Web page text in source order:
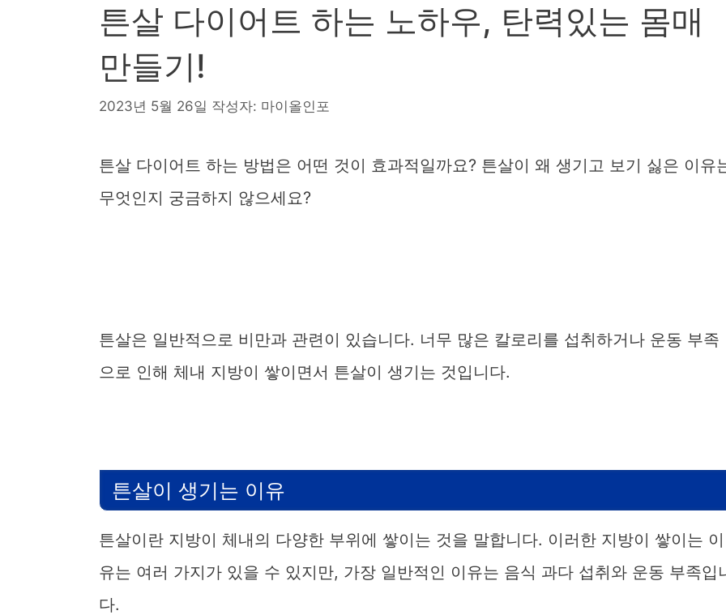
튼살 다이어트 하는 노하우, 탄력있는 몸매
만들기!
2023년 5월 26일 작성자: 마이올인포
튼살 다이어트 하는 방법은 어떤 것이 효과적일까요? 튼살이 왜 생기고 보기 싫은 이유
무엇인지 궁금하지 않으세요?
튼살은 일반적으로 비만과 관련이 있습니다. 너무 많은 칼로리를 섭취하거나 운동 부족
으로 인해 체내 지방이 쌓이면서 튼살이 생기는 것입니다.
튼살이 생기는 이유
튼살이란 지방이 체내의 다양한 부위에 쌓이는 것을 말합니다. 이러한 지방이 쌓이는 이
유는 여러 가지가 있을 수 있지만, 가장 일반적인 이유는 음식 과다 섭취와 운동 부족입
다.